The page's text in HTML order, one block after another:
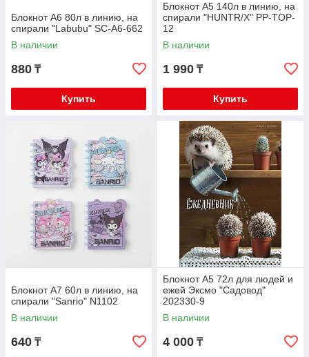
Блокнот А6 80л в линию, на
спирали "Labubu" SC-A6-662
В наличии
880 ₸
Купить
Блокнот А5 140л в линию, на
спирали "HUNTR/X" PP-TOP-
12
В наличии
1 990 ₸
Купить
Блокнот А7 60л в линию, на
спирали "Sanrio" N1102
В наличии
640 ₸
Блокнот А5 72л для людей и
ежей Эксмо "Садовод"
202330-9
В наличии
4 000 ₸